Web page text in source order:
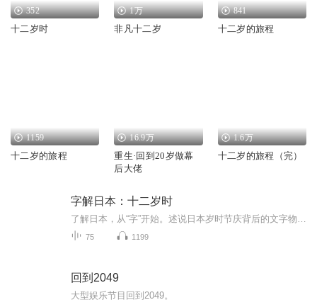
352
十二岁时
1万
非凡十二岁
841
十二岁的旅程
1159
十二岁的旅程
16.9万
重生·回到20岁做幕
后大佬
1.6万
十二岁的旅程（完）
字解日本：十二岁时
75 1199
回到2049
大型娱乐节目回到2049。